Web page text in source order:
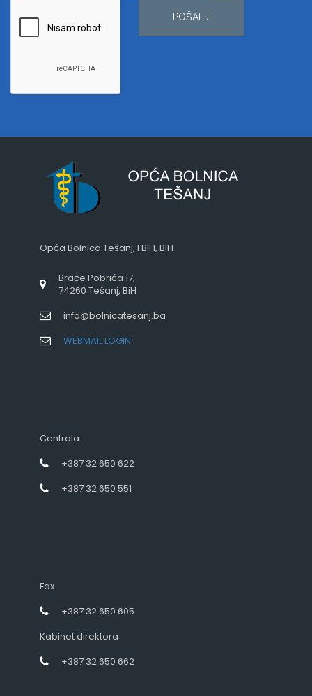
POŠALJI
Opća Bolnica Tešanj, FBIH, BIH
Braće Pobrića 17,
74260 Tešanj, BiH
info@bolnicatesanj.ba
WEBMAIL LOGIN
Centrala
+387 32 650 622
+387 32 650 551
Fax
+387 32 650 605
Kabinet direktora
+387 32 650 662